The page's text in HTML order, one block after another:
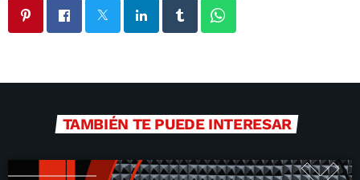
TAMBIÉN TE PUEDE INTERESAR